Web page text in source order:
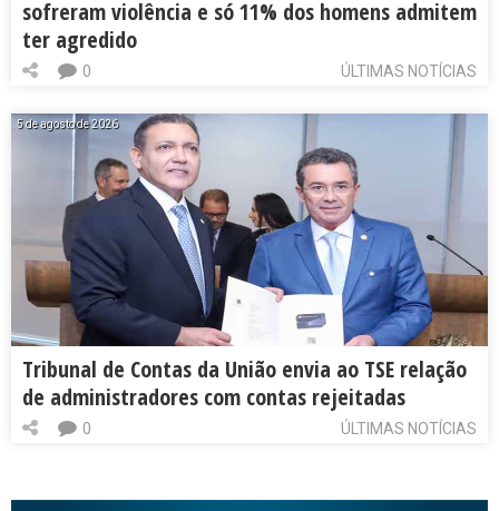
sofreram violência e só 11% dos homens admitem
ter agredido
ÚLTIMAS NOTÍCIAS
0
5 de agosto de 2026
Tribunal de Contas da União envia ao TSE relação
de administradores com contas rejeitadas
ÚLTIMAS NOTÍCIAS
0